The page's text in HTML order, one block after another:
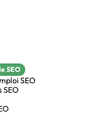
SEO
SEO
SEO